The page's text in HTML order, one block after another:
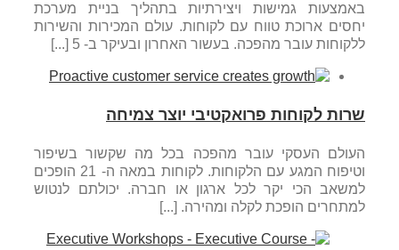
באמצעות גמישות ויצירתיות בתהליך בניית מערכת
יחסים ארוכת טווח עם לקוחות. עולם המכירות והשירות
ללקוחות עובר מהפכה. בעשור האחרון ובעיקר ב- 5 [...]
שרות לקוחות פרואקטיבי יוצר צמיחה
העולם העסקי עובר מהפכה בכל מה שקשור בשיפור
וטיפוח המגע עם הלקוחות. לקוחות במאה ה- 21 הופכים
למשאב הכי יקר לכל ארגון או חברה. יכולתם לנטוש
למתחרים הופכת לקלה ומהירה. [...]